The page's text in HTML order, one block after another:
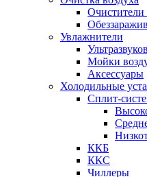
Очистители
Увлажнители
Мойки
Аксессуары
Холодильные
Сплит-
ККБ
ККС
Чиллеры